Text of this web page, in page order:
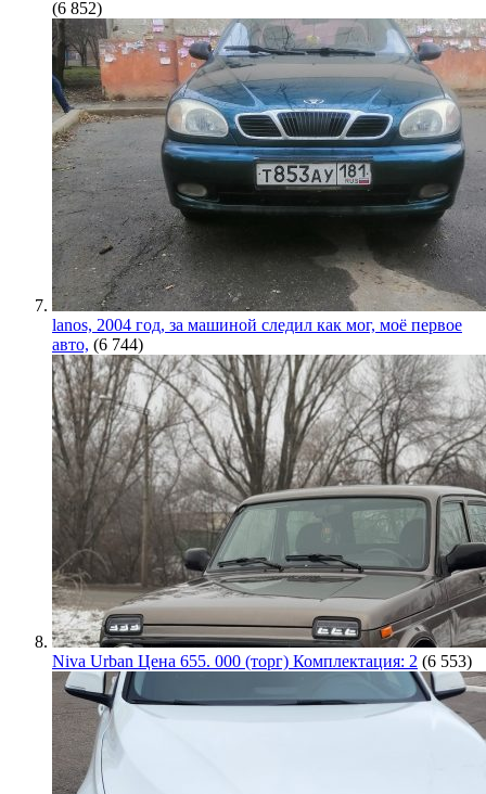
(6 852)
lanos, 2004 год, за машиной следил как мог, моё первое
авто, (6 744)
Niva Urban Цена 655. 000 (торг) Комплектация: 2 (6 553)